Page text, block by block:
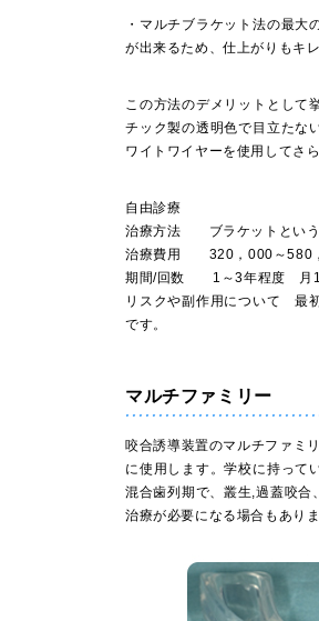
・マルチブラケット法の最
が出来るため、仕上がりもキ
この方法のデメリットとして
チック製の透明色で目立たな
ワイトワイヤーを使用してさ
自由診療
治療方法 ブラケットという
治療費用 320，000～580，
期間/回数 1～3年程度 月1
リスクや副作用について 最
です。
マルチファミリー
咬合誘導装置のマルチファミ
に使用します。学校に持って
混合歯列期で、叢生,過蓋咬
治療が必要になる場合もありま